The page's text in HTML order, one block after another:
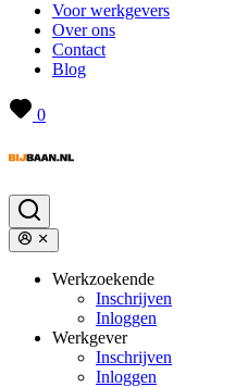
Voor werkgevers
Over ons
Contact
Blog
0
Werkzoekende
Inschrijven
Inloggen
Werkgever
Inschrijven
Inloggen